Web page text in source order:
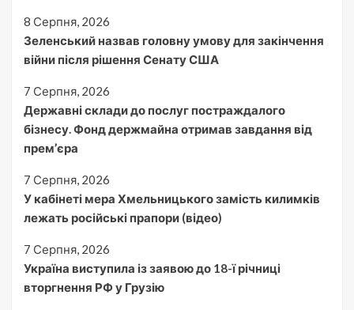
8 Серпня, 2026
Зеленський назвав головну умову для закінчення
війни після рішення Сенату США
7 Серпня, 2026
Державні склади до послуг постраждалого
бізнесу. Фонд держмайна отримав завдання від
прем’єра
7 Серпня, 2026
У кабінеті мера Хмельницького замість килимків
лежать російські прапори (відео)
7 Серпня, 2026
Україна виступила із заявою до 18-ї річниці
вторгнення РФ у Грузію